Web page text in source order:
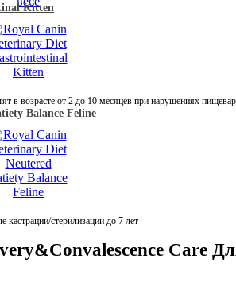
Kitten
в возрасте от 2 до 10 месяцев при нарушениях
Balance Feline
стерилизации до 7 лет
Care